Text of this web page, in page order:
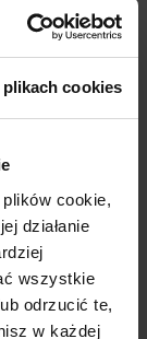
plikach cookies
cookie,
działanie
wszystkie
odrzucić te,
w każdej
Im więcej spraw
na szybki i
i
rosnący popyt
pokojowe.
aby